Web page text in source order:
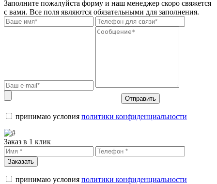
Заполните пожалуйста форму и наш менеджер скоро свяжется
с вами. Все поля являются обязательными для заполнения.
Отправить
принимаю условия политики конфиденциальности
Заказ в 1 клик
Заказать
принимаю условия политики конфиденциальности